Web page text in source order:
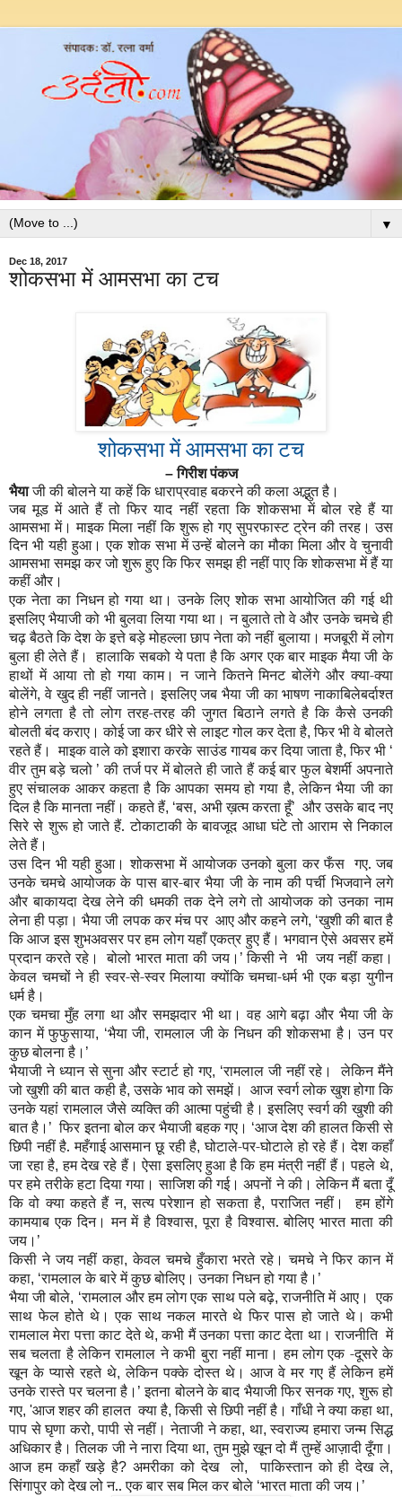
▼
Dec 18, 2017
शोकसभा में आमसभा का टच
शोकसभा में आमसभा का टच
–गिरीश पंकज
भैयाजी की बोलने या कहें कि धाराप्रवाह बकरने की कला अद्भुत है।
जब मूड में आते हैं तो फिर याद नहीं रहता कि शोकसभा में बोल रहे हैं या
आमसभा में। माइक मिला नहीं कि शुरू हो गए सुपरफास्ट ट्रेन की तरह। उस
दिन भी यही हुआ। एक शोक सभा में उन्हें बोलने का मौका मिला और वे चुनावी
आमसभा समझ कर जो शुरू हुए कि फिर समझ ही नहीं पाए कि शोकसभा में हैं या
कहीं और।
एक नेता का निधन हो गया था। उनके लिए शोक सभा आयोजित की गई थी
इसलिए भैयाजी को भी बुलवा लिया गया था। न बुलाते तो वे और उनके चमचे ही
चढ़ बैठते कि देश के इत्ते बड़े मोहल्ला छाप नेता को नहीं बुलाया। मजबूरी में लोग
बुला ही लेते हैं। हालाकि सबको ये पता है कि अगर एक बार माइक मैया जी के
हाथों में आया तो हो गया काम। न जाने कितने मिनट बोलेंगे और क्या-क्या
बोलेंगे,वे खुद ही नहीं जानते। इसलिए जब भैया जी का भाषण नाकाबिलेबर्दाश्त
होने लगता है तो लोग तरह-तरह की जुगत बिठाने लगते है कि कैसे उनकी
बोलती बंद कराए। कोई जा कर धीरे से लाइट गोल कर देता है,फिर भी वे बोलते
रहते हैं। माइक वाले को इशारा करके साउंड गायब कर दिया जाता है,फिर भी ‘
वीर तुम बड़े चलो ’की तर्ज पर में बोलते ही जाते हैं कई बार फुल बेशर्मी अपनाते
हुए संचालक आकर कहता है कि आपका समय हो गया है,लेकिन भैया जी का
दिल है कि मानता नहीं। कहते हैं, ‘बस, अभी ख़त्म करता हूँ’ और उसके बाद नए
सिरे से शुरू हो जाते हैं. टोकाटाकी के बावजूद आधा घंटे तो आराम से निकाल
लेते हैं।
उस दिन भी यही हुआ। शोकसभा में आयोजक उनको बुला कर फँस गए. जब
उनके चमचे आयोजक के पास बार-बार भैया जी के नाम की पर्ची भिजवाने लगे
और बाकायदा देख लेने की धमकी तक देने लगे तो आयोजक को उनका नाम
लेना ही पड़ा। भैया जी लपक कर मंच पर आए और कहने लगे, ‘खुशी की बात है
कि आज इस शुभअवसर पर हम लोग यहाँ एकत्र हुए हैं। भगवान ऐसे अवसर हमें
प्रदान करते रहे। बोलो भारत माता की जय। ’किसी ने भी जय नहीं कहा।
केवल चमचों ने ही स्वर-से-स्वर मिलाया क्योंकि चमचा-धर्म भी एक बड़ा युगीन
धर्म है।
एक चमचा मुँह लगा था और समझदार भी था। वह आगे बढ़ा और भैया जी के
कान में फुफुसाया, ‘भैया जी,रामलाल जी के निधन की शोकसभा है। उन पर
कुछ बोलना है। ’
भैयाजी ने ध्यान से सुना और स्टार्ट हो गए, ‘रामलाल जी नहीं रहे। लेकिन मैंने
जो खुशी की बात कही है,उसके भाव को समझें। आज स्वर्ग लोक खुश होगा कि
उनके यहां रामलाल जैसे व्यक्ति की आत्मा पहुंची है। इसलिए स्वर्ग की खुशी की
बात है। ’फिर इतना बोल कर भैयाजी बहक गए। ‘आज देश की हालत किसी से
छिपी नहीं है. महँगाई आसमान छू रही है,घोटाले-पर-घोटाले हो रहे हैं। देश कहाँ
जा रहा है,हम देख रहे हैं। ऐसा इसलिए हुआ है कि हम मंत्री नहीं हैं। पहले थे,
पर हमे तरीके हटा दिया गया। साजिश की गई। अपनों ने की। लेकिन मैं बता दूँ
कि वो क्या कहते हैं न,सत्य परेशान हो सकता है,पराजित नहीं। हम होंगे
कामयाब एक दिन। मन में है विश्वास,पूरा है विश्वास. बोलिए भारत माता की
जय। ’
किसी ने जय नहीं कहा,केवल चमचे हुँकारा भरते रहे। चमचे ने फिर कान में
कहा, ‘रामलाल के बारे में कुछ बोलिए। उनका निधन हो गया है। ’
भैया जी बोले, ‘रामलाल और हम लोग एक साथ पले बढ़े,राजनीति में आए। एक
साथ फेल होते थे। एक साथ नकल मारते थे फिर पास हो जाते थे। कभी
रामलाल मेरा पत्ता काट देते थे,कभी मैं उनका पत्ता काट देता था। राजनीति में
सब चलता है लेकिन रामलाल ने कभी बुरा नहीं माना। हम लोग एक -दूसरे के
खून के प्यासे रहते थे,लेकिन पक्के दोस्त थे। आज वे मर गए हैं लेकिन हमें
उनके रास्ते पर चलना है। ’इतना बोलने के बाद भैयाजी फिर सनक गए,शुरू हो
गए, 'आज शहर की हालत क्या है,किसी से छिपी नहीं है। गाँधी ने क्या कहा था,
पाप से घृणा करो,पापी से नहीं। नेताजी ने कहा, था,स्वराज्य हमारा जन्म सिद्ध
अधिकार है। तिलक जी ने नारा दिया था,तुम मुझे खून दो मैं तुम्हें आज़ादी दूँगा।
आज हम कहाँ खड़े है?अमरीका को देख लो,पाकिस्तान को ही देख ले,
सिंगापुर को देख लो न.. एक बार सब मिल कर बोले ‘भारत माता की जय। ’